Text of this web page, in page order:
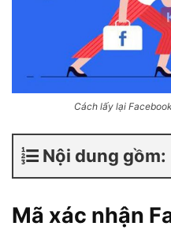
Cách lấy lại
Nội dung gồm:
Mã xác nhận